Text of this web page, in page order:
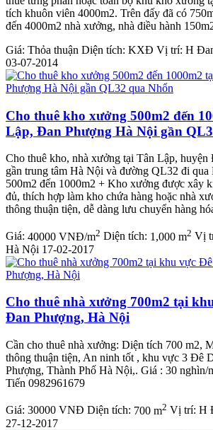
tích khuôn viên 4000m2. Trên đấy đã có
đến 4000m2 nhà xưởng, nhà điều hành
Giá: Thỏa thuận Diện tích: KXĐ Vị trí: H
03-07-2014
Cho thuê kho xưởng 500m2 đến
Lập, Đan Phượng Hà Nội gần
Cho thuê kho, nhà xưởng tại Tân Lập,
gần trung tâm Hà Nội và đường QL32 đi
500m2 đến 1000m2 + Kho xưởng được xây
đủ, thích hợp làm kho chứa hàng hoặc nhà
thông thuận tiện, dễ dàng lưu chuyển hàng
Giá: 40000 VNĐ/m2 Diện tích: 1,000 m2 Vị
Hà Nội 17-02-2017
Cho thuê nhà xưởng 700m2 tại
Đan Phượng, Hà Nội
Cần cho thuê nhà xưởng: Diện tích 700 m2,
thông thuận tiện, An ninh tốt , khu vực 3 Đê
Phượng, Thành Phố Hà Nội,. Giá : 30 nghìn/
Tiến 0982961679
Giá: 30000 VNĐ Diện tích: 700 m2 Vị trí: H
27-12-2017